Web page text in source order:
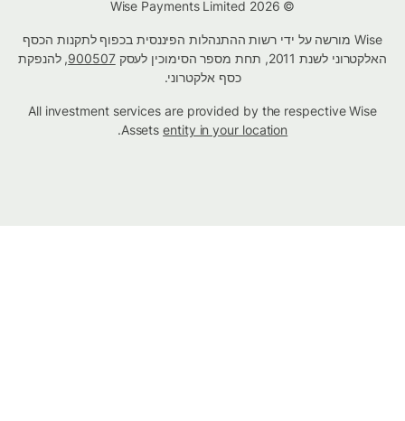
Wise מורשה על ידי רשות ההתנהלות הפיננסית בכפוף לתקנות הכסף
האלקטרוני לשנת 2011, תחת מספר הסימוכין לעסק
900507, להנפקת
כסף אלקטרוני.
All investment services are provided by the respective Wise
Assetsentity in your location
.